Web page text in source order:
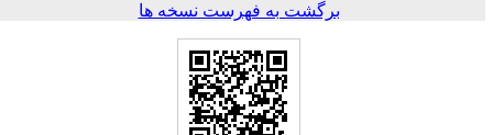
برگشت به فهرست نسخه ها